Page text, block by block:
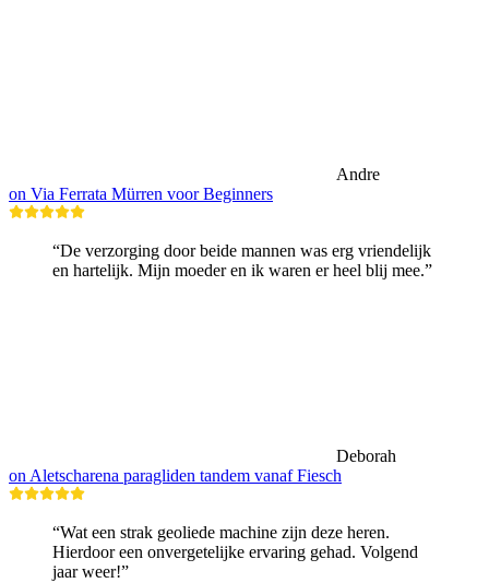
Andre
on Via Ferrata Mürren voor Beginners
“De verzorging door beide mannen was erg vriendelijk
en hartelijk. Mijn moeder en ik waren er heel blij mee.”
Deborah
on Aletscharena paragliden tandem vanaf Fiesch
“Wat een strak geoliede machine zijn deze heren.
Hierdoor een onvergetelijke ervaring gehad. Volgend
jaar weer!”